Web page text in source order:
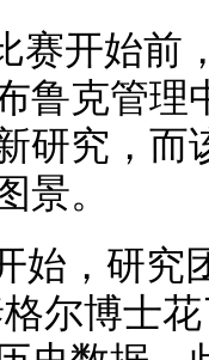
赛开始前
鲁克管理
研究，而
景。
始，研究
尔博士